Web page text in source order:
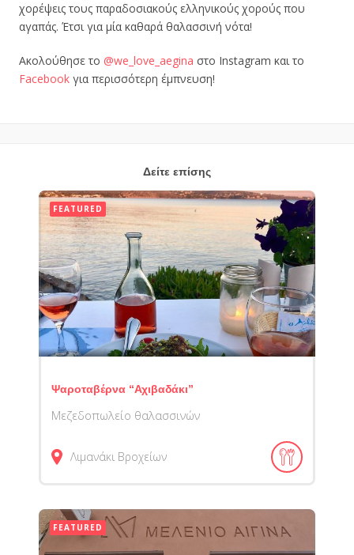
χορέψεις τους παραδοσιακούς ελληνικούς χορούς που
αγαπάς. Έτσι για μία καθαρά θαλασσινή νότα!
Ακολούθησε το @we_love_aegina στο Instagram και το
Facebook για περισσότερη έμπνευση!
Δείτε επίσης
FEATURED
Ψαροταβέρνα “Αχιβαδάκι”
Mεζεδοπωλείο θαλασσινών
Λιμανάκι Βροχείων
FEATURED